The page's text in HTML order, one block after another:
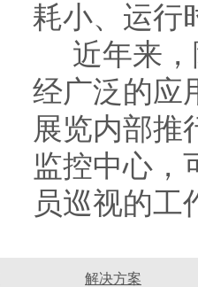
耗小、运行
近年来，
经广泛的应
展览内部推
监控中心，
员巡视的
解决方案